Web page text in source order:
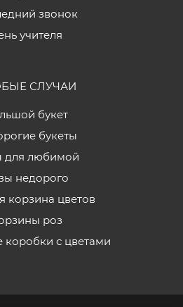
звонок
учителя
СЛУЧАИ
букет
букеты
для любимой
недорого
корзина цветов
роз
коробки с цветами